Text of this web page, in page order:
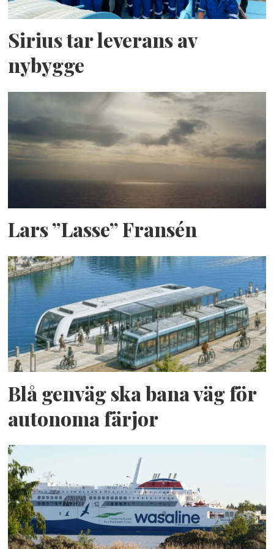
Sirius tar leverans av
nybygge
Lars ”Lasse” Fransén
Blå genväg ska bana väg för
autonoma färjor